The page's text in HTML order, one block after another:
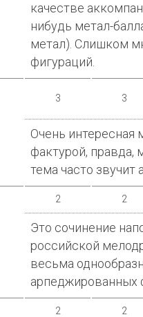
качестве
нибудь метал-
метал). Слишком
фигураций.
3 3
Очень интересная
фактурой, правда,
тема часто
2 2
Это сочинение
российской
весьма
арпеджированных
2 2